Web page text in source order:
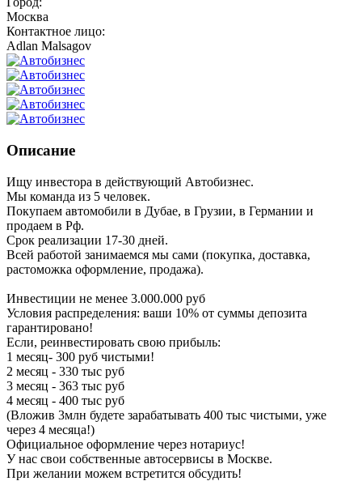
Москва
Контактное лицо:
Adlan Malsagov
Описание
Ищу инвестора в действующий Автобизнес.
Мы команда из 5 человек.
Покупаем автомобили в Дубае, в Грузии, в Германии и
продаем в Рф.
Срок реализации 17-30 дней.
Всей работой занимаемся мы сами (покупка, доставка,
растоможка оформление, продажа).
Инвестиции не менее 3.000.000 руб
Условия распределения: ваши 10% от суммы депозита
гарантировано!
Если, реинвестировать свою прибыль:
1 месяц- 300 руб чистыми!
2 месяц - 330 тыс руб
3 месяц - 363 тыс руб
4 месяц - 400 тыс руб
(Вложив 3млн будете зарабатывать 400 тыс чистыми, уже
через 4 месяца!)
Официальное оформление через нотариус!
У нас свои собственные автосервисы в Москве.
При желании можем встретится обсудить!